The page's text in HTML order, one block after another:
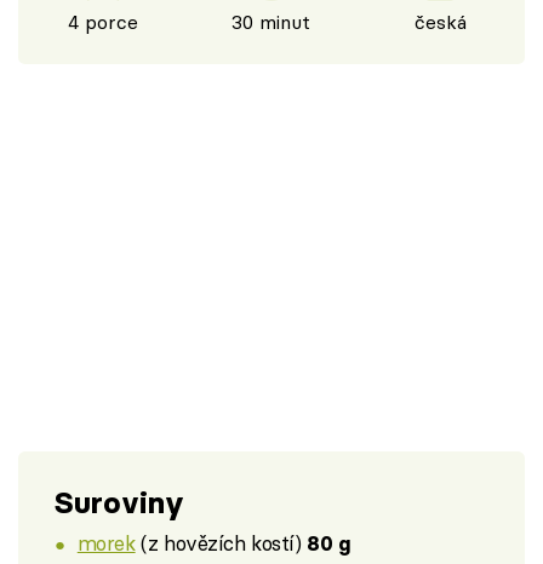
4 porce 30 minut česká
Suroviny
morek(z hovězích kostí) 80 g